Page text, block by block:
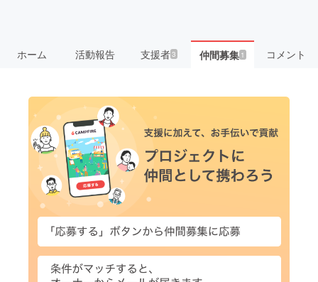
ホーム 活動報告 支援者3 仲間募集 1 コメント